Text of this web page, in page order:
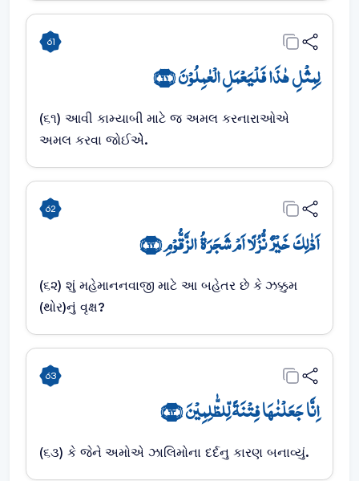
61
لِمِثۡلِ ہٰذَا فَلۡیَعۡمَلِ الۡعٰمِلُوۡنَ ﴿۶۱﴾
(૬૧) આવી કામ્યાબી માટે જ અમલ કરનારાઓએ
અમલ કરવા જોઈએે.
62
اَذٰلِکَ خَیۡرٌ نُّزُلًا اَمۡ شَجَرَۃُ الزَّقُّوۡمِ ﴿۶۲﴾
(૬૨) શું મહેમાનનવાજી માટે આ બહેતર છે કે ઝક્કુમ
(થોર)નું વૃક્ષ?
63
اِنَّا جَعَلۡنٰہَا فِتۡنَۃً لِّلظّٰلِمِیۡنَ ﴿۶۳﴾
(૬૩) કે જેને અમોએ ઝાલિમોના દર્દનુ કારણ બનાવ્યું.